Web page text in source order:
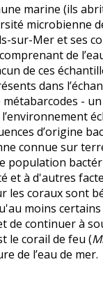
marine (ils
microbienne
sur-Mer et ses
de
de ces
dans
-
d’origine
connue sur
population
et à d'autres
les coraux sont
moins
continuer à
le corail de feu (
de l’eau de mer.